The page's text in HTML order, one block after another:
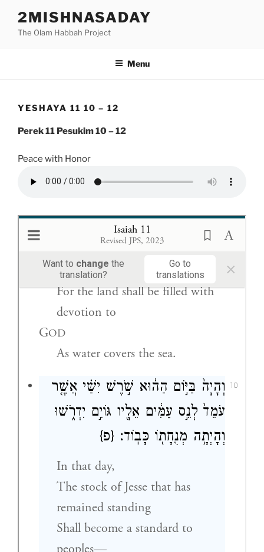
content
2MISHNASADAY
The Olam Habbah Project
Menu
YESHAYA 11 10 – 12
Perek 11 Pesukim 10 – 12
Peace with Honor